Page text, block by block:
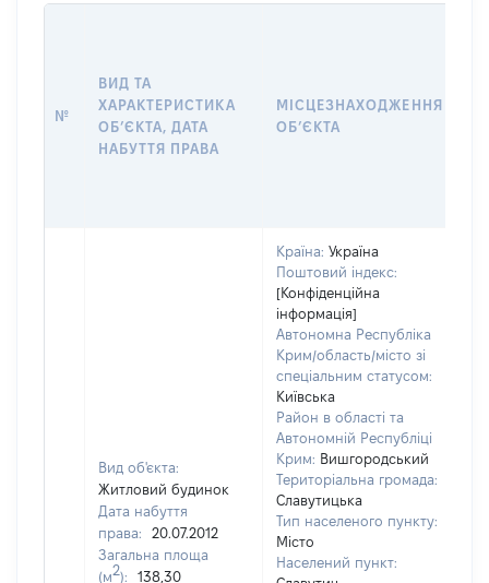
№
ВИД ТА
ХАРАКТЕРИСТИКА
ОБʼЄКТА, ДАТА
НАБУТТЯ ПРАВА
МІСЦЕЗНАХОДЖЕННЯ
ОБʼЄКТА
Вид об'єкта:
Житловий будинок
Дата набуття
права:
20.07.2012
Загальна площа
(м2):
138,30
Країна: Україна
Поштовий індекс:
[Конфіденційна
інформація]
Автономна Республіка
Крим/область/місто зі
спеціальним статусом:
Київська
Район в області та
Автономній Республіці
Крим: Вишгородський
Територіальна громада:
Славутицька
Тип населеного пункту:
Місто
Населений пункт: